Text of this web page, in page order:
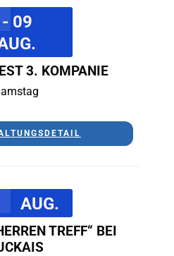
09
3. KOMPANIE
AUG.
TREFF“ BEI